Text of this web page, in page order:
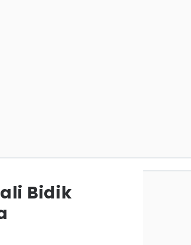
Bidik